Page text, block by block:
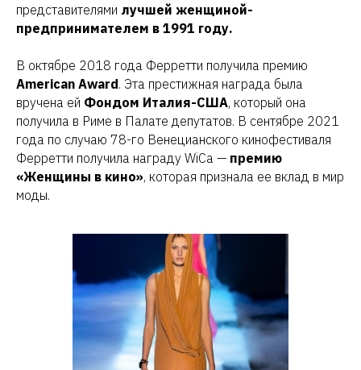
представителями лучшей женщиной-
предпринимателем в 1991 году.
В октябре 2018 года Ферретти получила премию
American Award. Эта престижная награда была
вручена ей Фондом Италия-США, который она
получила в Риме в Палате депутатов. В сентябре 2021
года по случаю 78-го Венецианского кинофестиваля
Ферретти получила награду WiCa — премию
«Женщины в кино», которая признала ее вклад в мир
моды.